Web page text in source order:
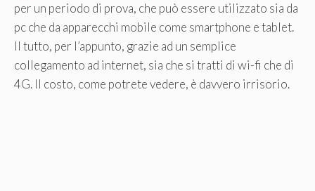
per un periodo di prova, che può essere utilizzato sia da
pc che da apparecchi mobile come smartphone e tablet.
Il tutto, per l’appunto, grazie ad un semplice
collegamento ad internet, sia che si tratti di wi-fi che di
4G. Il costo, come potrete vedere, è davvero irrisorio.